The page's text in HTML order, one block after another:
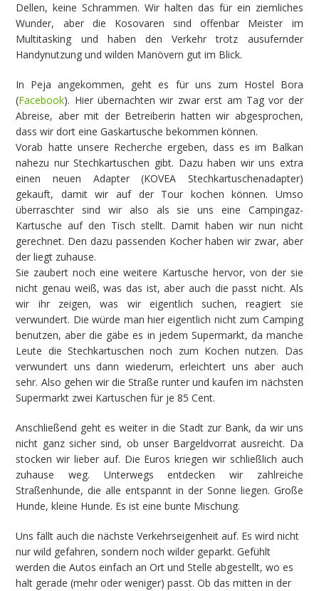
Dellen, keine Schrammen. Wir halten das für ein ziemliches
Wunder, aber die Kosovaren sind offenbar Meister im
Multitasking und haben den Verkehr trotz ausufernder
Handynutzung und wilden Manövern gut im Blick.
In Peja angekommen, geht es für uns zum Hostel Bora
(Facebook). Hier übernachten wir zwar erst am Tag vor der
Abreise, aber mit der Betreiberin hatten wir abgesprochen,
dass wir dort eine Gaskartusche bekommen können.
Vorab hatte unsere Recherche ergeben, dass es im Balkan
nahezu nur Stechkartuschen gibt. Dazu haben wir uns extra
einen neuen Adapter (KOVEA Stechkartuschenadapter)
gekauft, damit wir auf der Tour kochen können. Umso
überraschter sind wir also als sie uns eine Campingaz-
Kartusche auf den Tisch stellt. Damit haben wir nun nicht
gerechnet. Den dazu passenden Kocher haben wir zwar, aber
der liegt zuhause.
Sie zaubert noch eine weitere Kartusche hervor, von der sie
nicht genau weiß, was das ist, aber auch die passt nicht. Als
wir ihr zeigen, was wir eigentlich suchen, reagiert sie
verwundert. Die würde man hier eigentlich nicht zum Camping
benutzen, aber die gäbe es in jedem Supermarkt, da manche
Leute die Stechkartuschen noch zum Kochen nutzen. Das
verwundert uns dann wiederum, erleichtert uns aber auch
sehr. Also gehen wir die Straße runter und kaufen im nächsten
Supermarkt zwei Kartuschen für je 85 Cent.
Anschließend geht es weiter in die Stadt zur Bank, da wir uns
nicht ganz sicher sind, ob unser Bargeldvorrat ausreicht. Da
stocken wir lieber auf. Die Euros kriegen wir schließlich auch
zuhause weg. Unterwegs entdecken wir zahlreiche
Straßenhunde, die alle entspannt in der Sonne liegen. Große
Hunde, kleine Hunde. Es ist eine bunte Mischung.
Uns fällt auch die nächste Verkehrseigenheit auf. Es wird nicht
nur wild gefahren, sondern noch wilder geparkt. Gefühlt
werden die Autos einfach an Ort und Stelle abgestellt, wo es
halt gerade (mehr oder weniger) passt. Ob das mitten in der